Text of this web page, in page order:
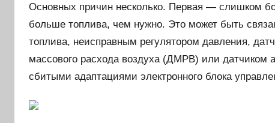
Основных причин несколько. Первая — слишком
больше топлива, чем нужно. Это может быть
топлива, неисправным регулятором давления,
массового расхода воздуха (ДМРВ) или
сбитыми адаптациями электронного блока